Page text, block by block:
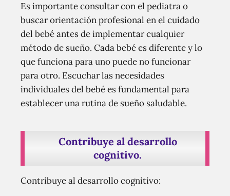
Es importante consultar con el pediatra o
buscar orientación profesional en el cuidado
del bebé antes de implementar cualquier
método de sueño. Cada bebé es diferente y lo
que funciona para uno puede no funcionar
para otro. Escuchar las necesidades
individuales del bebé es fundamental para
establecer una rutina de sueño saludable.
Contribuye al desarrollo
cognitivo.
Contribuye al desarrollo cognitivo: